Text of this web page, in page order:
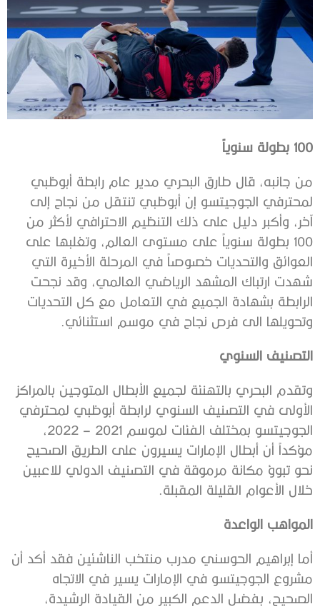
100 بطولة سنوياً
من جانبه، قال طارق البحري مدير عام رابطة أبوظبي
لمحترفي الجوجيتسو إن أبوظبي تنتقل من نجاح إلى
آخر، وأكبر دليل على ذلك التنظيم الاحترافي لأكثر من
100 بطولة سنوياً على مستوى العالم، وتغلبها على
العوائق والتحديات خصوصاً في المرحلة الأخيرة التي
شهدت ارتباك المشهد الرياضي العالمي، وقد نجحت
الرابطة بشهادة الجميع في التعامل مع كل التحديات
وتحويلها الى فرص نجاح في موسم استثنائي.
التصنيف السنوي
وتقدم البحري بالتهنئة لجميع الأبطال المتوجين بالمراكز
الأولى في التصنيف السنوي لرابطة أبوظبي لمحترفي
الجوجيتسو بمختلف الفئات لموسم 2021 – 2022،
مؤكداً أن أبطال الإمارات يسيرون على الطريق الصحيح
نحو تبوؤ مكانة مرموقة في التصنيف الدولي للاعبين
خلال الأعوام القليلة المقبلة.
المواهب الواعدة
أما إبراهيم الحوسني مدرب منتخب الناشئين فقد أكد أن
مشروع الجوجيتسو في الإمارات يسير في الاتجاه
الصحيح، بفضل الدعم الكبير من القيادة الرشيدة،